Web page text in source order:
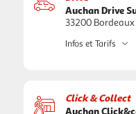
Auchan Drive
33200 Bordeaux
Infos et Tarifs
Click & Collect
Auchan